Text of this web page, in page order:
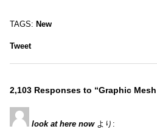
TAGS: New
Tweet
2,103 Responses to “Graphic Mesh
look at here now より: